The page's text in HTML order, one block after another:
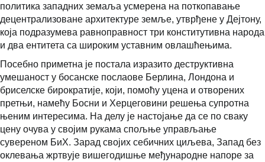
политика западних земаља усмерена на поткопавање
децентрализоване архитектуре земље, утврђене у Дејтону,
која подразумева равноправност три конститутивна народа
и два ентитета са широким уставним овлашћењима.
Посебно приметна је постала изразито деструктивна
умешаност у босанске послаове Берлина, Лондона и
бриселске бирократије, који, помоћу уцена и отворених
претњи, намећу Босни и Херцеговини решења супротна
њеним интересима. На делу је настојање да се по сваку
цену очува у својим рукама спољње управљање
сувереном БиХ. Зарад својих себичних циљева, Запад без
оклевања жртвује вишегодишње међународне напоре за